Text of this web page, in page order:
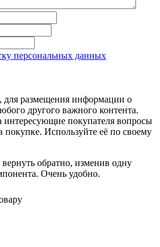
персональных данных
для размещения информации о
другого важного контента.
интересующие покупателя вопросы
покупке. Используйте её по своему
обратно, изменив одну
Очень удобно.